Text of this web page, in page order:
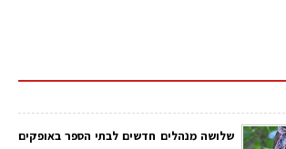
שלושה מנהלים חדשים לבתי הספר באופקים